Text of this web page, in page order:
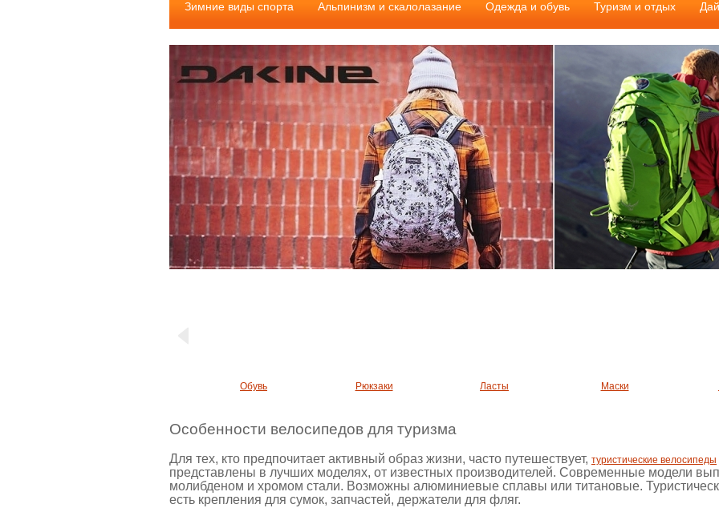
Зимние виды спорта Альпинизм и скалолазание Одежда и обувь Туризм и отдых
Обувь Рюкзаки Ласты Маски
Особенности велосипедов для туризма
Для тех, кто предпочитает активный образ жизни, часто путешествует, туристические велосипеды
представлены в лучших моделях, от известных производителей. Современные модели
молибденом и хромом стали. Возможны алюминиевые сплавы или титановые.
есть крепления для сумок, запчастей, держатели для фляг.